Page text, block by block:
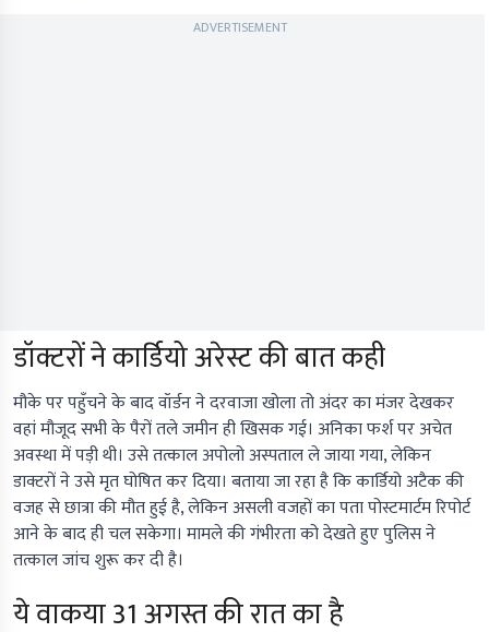
ADVERTISEMENT
डॉक्टरों ने कार्डियो अरेस्ट की बात कही
मौके पर पहुँचने के बाद वॉर्डन ने दरवाजा खोला तो अंदर का मंजर देखकर
वहां मौजूद सभी के पैरों तले जमीन ही खिसक गई। अनिका फर्श पर अचेत
अवस्था में पड़ी थी। उसे तत्काल अपोलो अस्पताल ले जाया गया, लेकिन
डाक्टरों ने उसे मृत घोषित कर दिया। बताया जा रहा है कि कार्डियो अटैक की
वजह से छात्रा की मौत हुई है, लेकिन असली वजहों का पता पोस्टमार्टम रिपोर्ट
आने के बाद ही चल सकेगा। मामले की गंभीरता को देखते हुए पुलिस ने
तत्काल जांच शुरू कर दी है।
ये वाकया 31 अगस्त की रात का है